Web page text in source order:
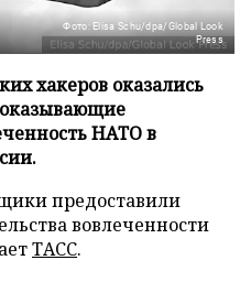
Фото: Elisa Schu/dpa/Global Look
Press
хакеров оказались
НАТО в
предоставили
вовлеченности
ТАСС.